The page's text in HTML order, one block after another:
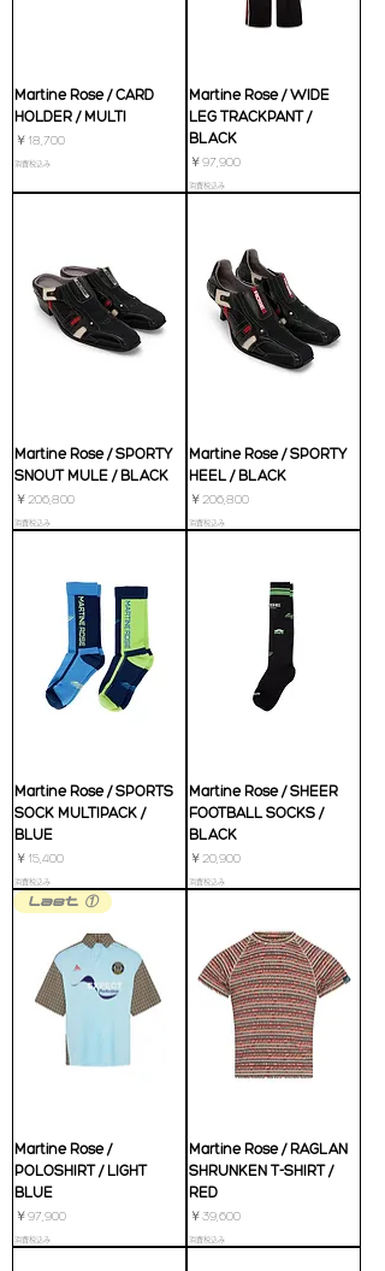
Martine Rose / CARD
HOLDER / MULTI
価格
￥18,700
消費税込み
Martine Rose / WIDE
LEG TRACKPANT /
BLACK
価格
￥97,900
消費税込み
Martine Rose / SPORTY
SNOUT MULE / BLACK
価格
￥206,800
消費税込み
Martine Rose / SPORTY
HEEL / BLACK
価格
￥206,800
消費税込み
Martine Rose / SPORTS
SOCK MULTIPACK /
BLUE
価格
￥15,400
消費税込み
Martine Rose / SHEER
FOOTBALL SOCKS /
BLACK
価格
￥20,900
消費税込み
Last ①
Martine Rose /
POLOSHIRT / LIGHT
BLUE
価格
￥97,900
消費税込み
Martine Rose / RAGLAN
SHRUNKEN T-SHIRT /
RED
価格
￥39,600
消費税込み